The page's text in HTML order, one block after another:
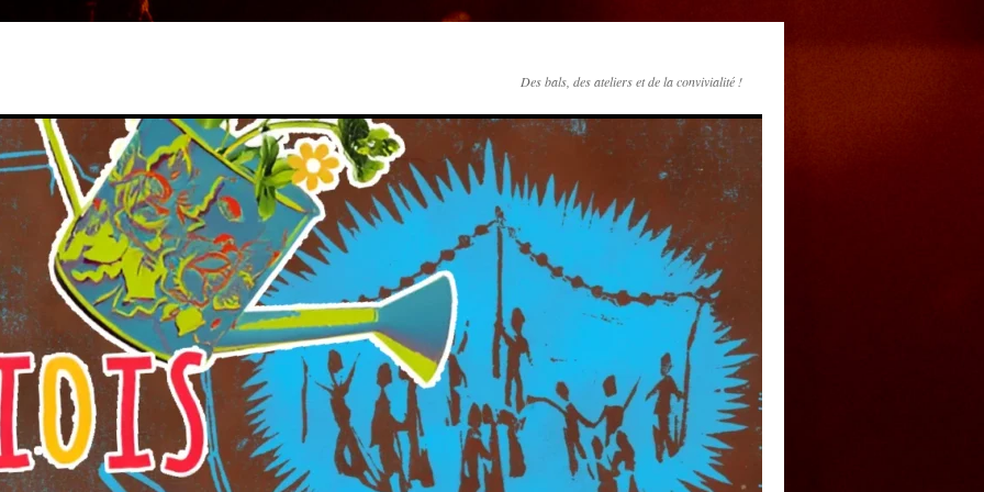
Des bals, des ateliers et de la convivialité !